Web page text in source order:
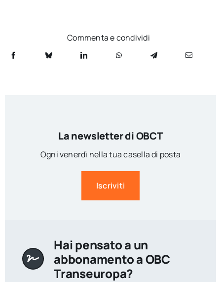
Commenta e condividi
La newsletter di OBCT
Ogni venerdì nella tua casella di posta
Iscriviti
Hai pensato a un
abbonamento a OBC
Transeuropa?